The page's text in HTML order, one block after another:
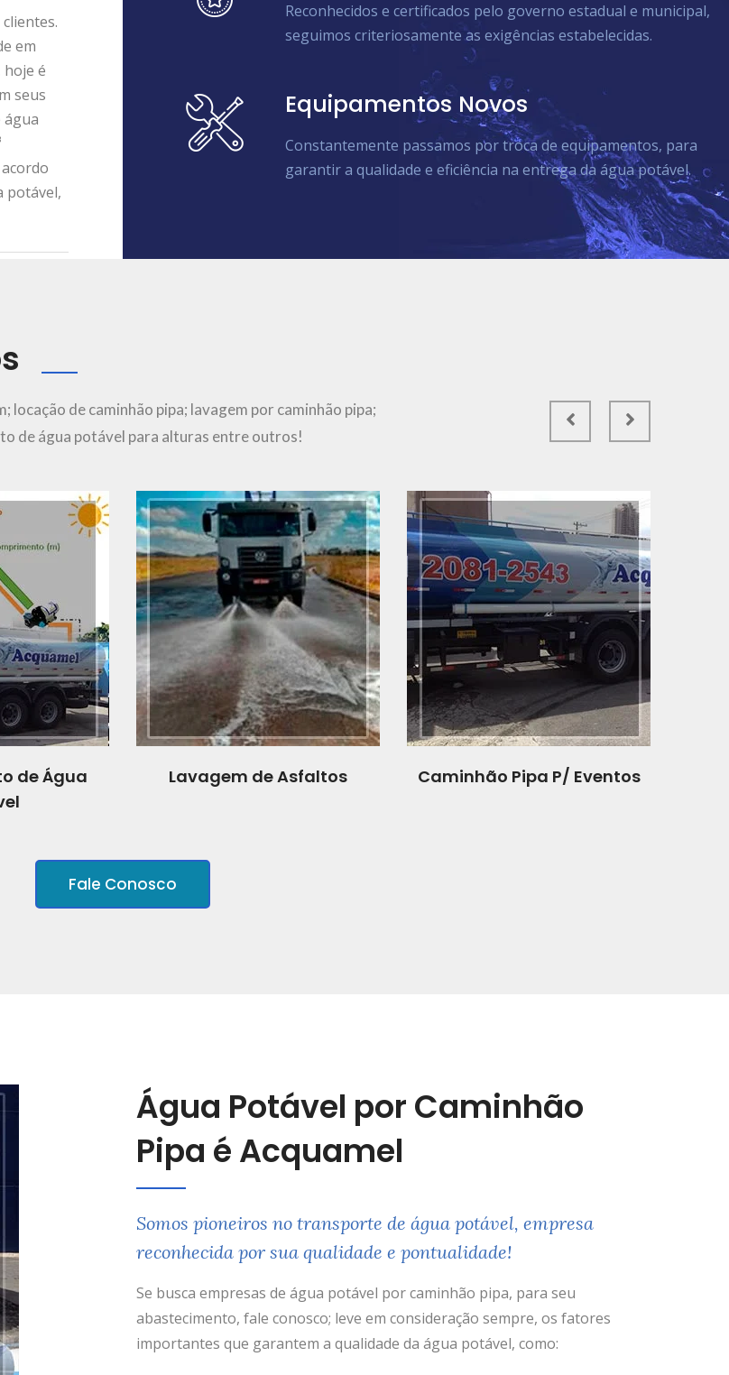
em
hoje é
seus
água
potável,
Reconhecidos e certificados pelo governo estadual e municipal,
seguimos criteriosamente as exigências estabelecidas.
Equipamentos Novos
Constantemente passamos por troca de equipamentos, para
garantir a qualidade e eficiência na entrega da água potável.
locação de caminhão pipa; lavagem por caminhão pipa;
de água potável para alturas entre outros!
de Água
Lavagem de Asfaltos Caminhão Pipa P/ Eventos
Fale Conosco
Água Potável por Caminhão
Pipa é Acquamel
Somos pioneiros no transporte de água potável, empresa
reconhecida por sua qualidade e pontualidade!
Se busca empresas de água potável por caminhão pipa, para seu
abastecimento, fale conosco; leve em consideração sempre, os fatores
importantes que garantem a qualidade da água potável, como: